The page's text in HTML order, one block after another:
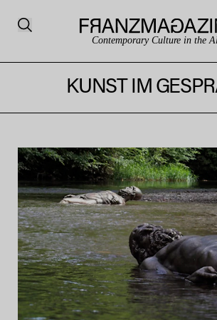
Contemporary Culture in the
KUNST IM